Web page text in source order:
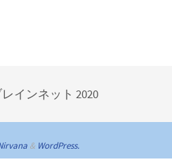
インネット 2020
& WordPress.